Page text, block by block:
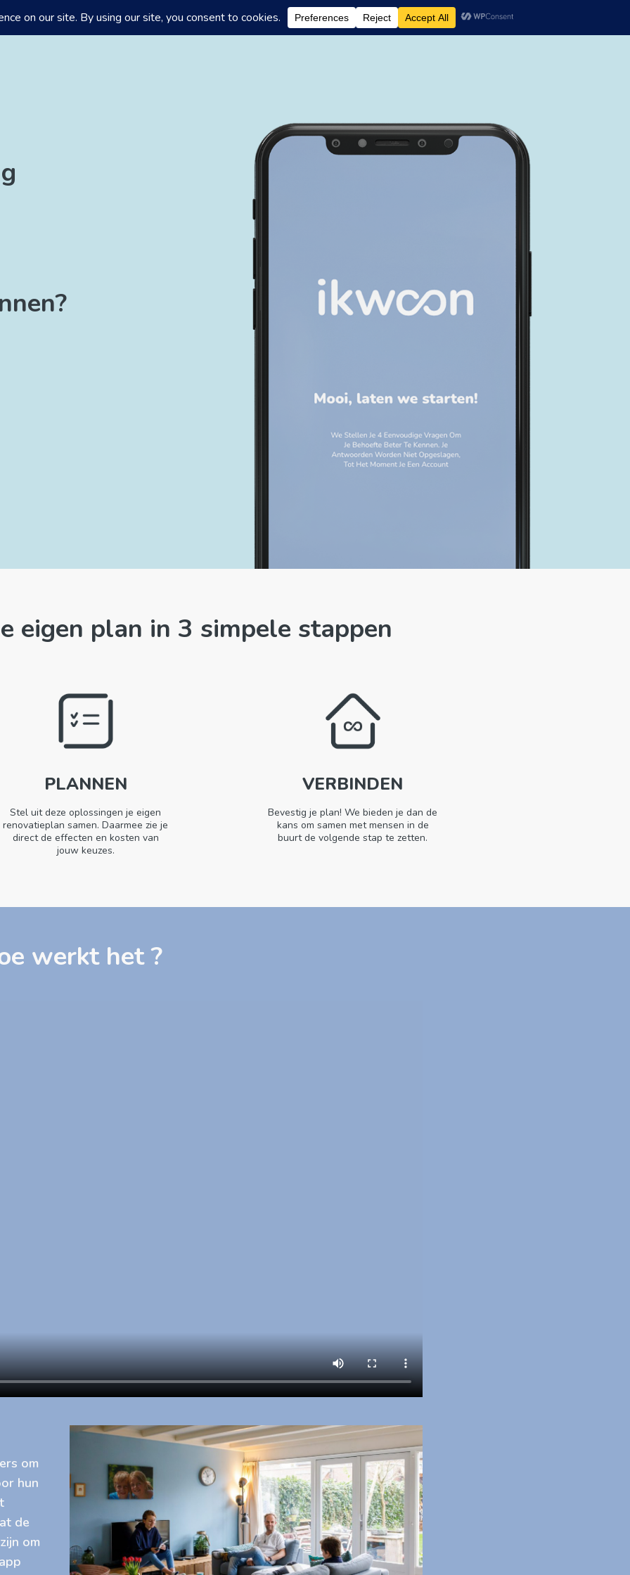
Home Over
eigen plan in 3 simpele stappen
PLANNEN
Stel uit deze oplossingen je eigen
renovatieplan samen.Daarmee zie je
direct de effecten en kosten van
jouw keuzes.
VERBINDEN
Bevestig je plan! We bieden je dan de
kans om samen met mensen in de
buurt de volgende stap te zetten.
werkt het ?
om
hun
de
om